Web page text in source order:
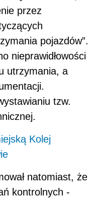
przez
pojazdów”.
nieprawidłowości
utrzymania, a
tzw.
Kolej
natomiast, że
kontrolnych -